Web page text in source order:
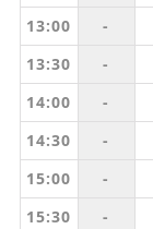
13:00
-
13:30
-
14:00
-
14:30
-
15:00
-
15:30
-